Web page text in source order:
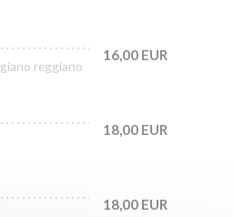
reggiano
16,00 EUR
18,00 EUR
18,00 EUR